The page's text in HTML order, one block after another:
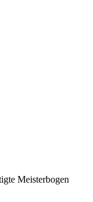
Meisterbogen